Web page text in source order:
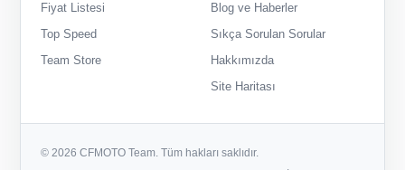
Fiyat Listesi
Top Speed
Team Store
Blog ve Haberler
Sıkça Sorulan Sorular
Hakkımızda
Site Haritası
© 2026 CFMOTO Team. Tüm hakları saklıdır.